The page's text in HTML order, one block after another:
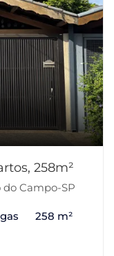
258m²
do Campo-SP
258 m²